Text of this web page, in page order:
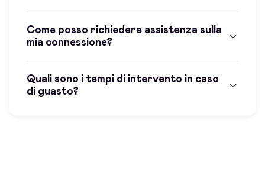
Come posso richiedere assistenza sulla
mia connessione?
Quali sono i tempi di intervento in caso
di guasto?